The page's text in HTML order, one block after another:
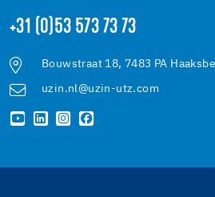
+31 (0)53 573 73 73
Bouwstraat 18, 7483 PA
uzin.nl@uzin-utz.com